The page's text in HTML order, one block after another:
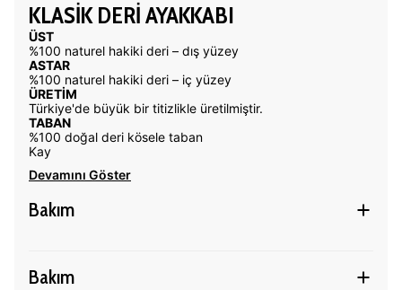
KLASİK DERİ AYAKKABI
ÜST
%100 naturel hakiki deri – dış yüzey
ASTAR
%100 naturel hakiki deri – iç yüzey
ÜRETİM
Türkiye'de büyük bir titizlikle üretilmiştir.
TABAN
%100 doğal deri kösele taban
Kay
Devamını Göster
Bakım
Bakım